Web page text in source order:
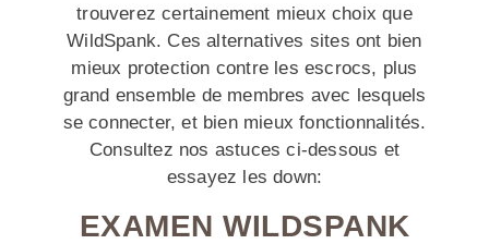
trouverez certainement mieux choix que
WildSpank. Ces alternatives sites ont bien
mieux protection contre les escrocs, plus
grand ensemble de membres avec lesquels
se connecter, et bien mieux fonctionnalités.
Consultez nos astuces ci-dessous et
essayez les down:
EXAMEN WILDSPANK